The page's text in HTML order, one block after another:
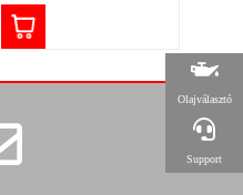
Olajválasztó
Support